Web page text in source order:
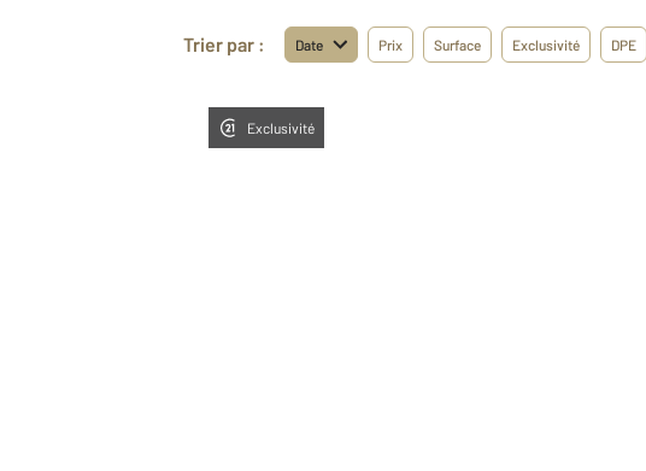
Trier par : Date Prix Surface Exclusivité DPE
Exclusivité